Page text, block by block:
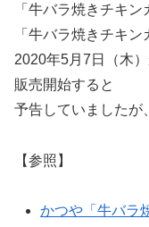
「牛バラ焼きチキン
「牛バラ焼きチキ
2020年5月7日（木
販売開始すると
予告していましたが
【参照】
かつや「牛バラ